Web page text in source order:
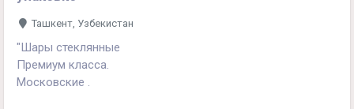
Ташкент, Узбекистан
"Шары стеклянные
Премиум класса.
Московские .